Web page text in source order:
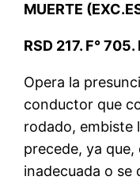
MUERTE
RSD 217. F°
Opera la
conductor que
rodado, embiste
precede, ya
inadecuada o se